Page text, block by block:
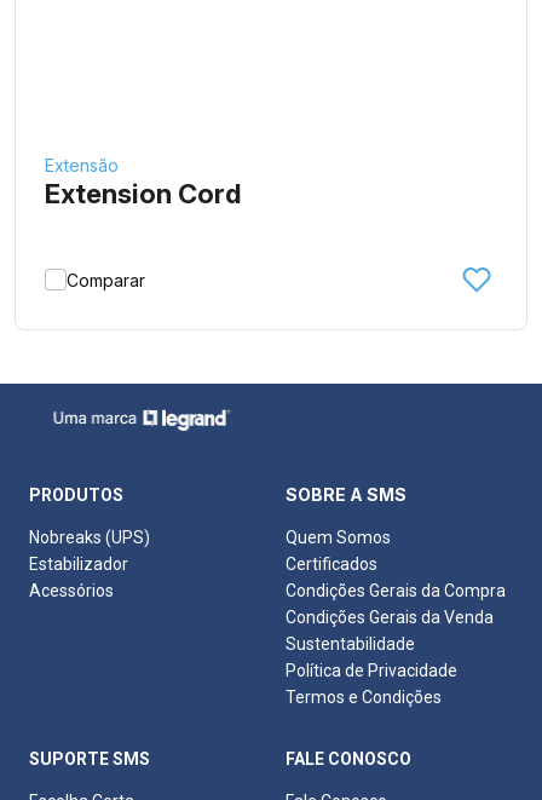
Extensão
Extension Cord
Comparar
PRODUTOS
Nobreaks (UPS)
Estabilizador
Acessórios
SOBRE A SMS
Quem Somos
Certificados
Condições Gerais da Compra
Condições Gerais da Venda
Sustentabilidade
Política de Privacidade
Termos e Condições
SUPORTE SMS FALE CONOSCO